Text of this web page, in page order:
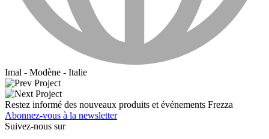
Imal - Modène - Italie
Restez informé des nouveaux produits et événements Frezza
Abonnez-vous à la newsletter
Suivez-nous sur